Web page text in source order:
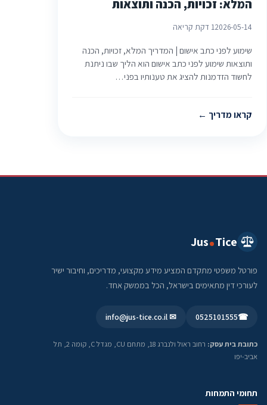
המלא: זכויות, הכנה ותוצאות
2026-05-141 דקת קריאה
שימוע לפני כתב אישום | המדריך המלא, זכויות, הכנה
ותוצאות שימוע לפני כתב אישום הוא הליך שבו ניתנת
לחשוד הזדמנות להציג את טענותיו בפני…
קראו מדריך
Jus Tice
פורטל משפטי מתקדם המציע מידע מקצועי, מדריכים, וחיבור ישיר
לעורכי דין מתאימים בישראל, הכל בממשק אחד.
☎
0525101555
✉ info@jus-tice.co.il
כתובת בית עסק:
רחוב ראול ולנברג 18, מתחם CU, מגדל C, קומה 2, תל
אביב-יפו
תחומי התמחות